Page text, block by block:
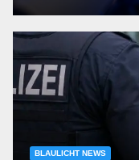
BLAULICHT NEWS